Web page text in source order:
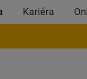
Kariéra